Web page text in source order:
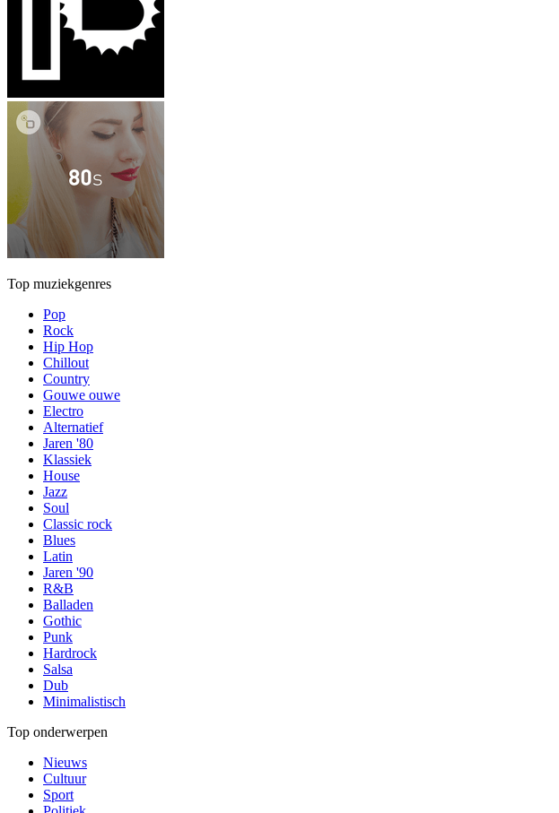
Top muziekgenres
Pop
Rock
Hip Hop
Chillout
Country
Gouwe ouwe
Electro
Alternatief
Jaren '80
Klassiek
House
Jazz
Soul
Classic rock
Blues
Latin
Jaren '90
R&B
Balladen
Gothic
Punk
Hardrock
Salsa
Dub
Minimalistisch
Top onderwerpen
Nieuws
Cultuur
Sport